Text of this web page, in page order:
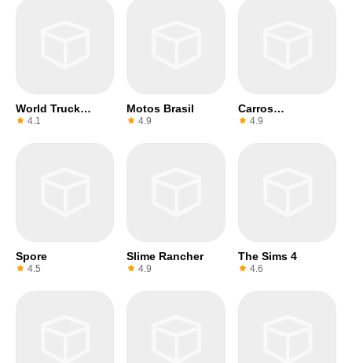
World Truck
Driving Simulator
4.1
Motos Brasil
4.9
Carros
Rebaixados Brasil
4.9
Spore
4.5
Slime Rancher
4.9
The Sims 4
4.6